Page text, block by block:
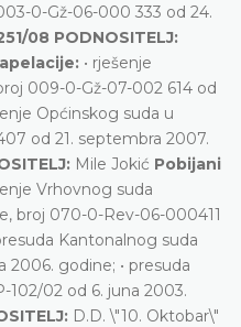
0-Gž-06-000 333 od 24.
08 PODNOSITELJ:
• rješenje
009-0-Gž-07-002 614 od
Općinskog suda u
od 21. septembra 2007.
Mile Jokić Pobijani
Vrhovnog suda
broj 070-0-Rev-06-000411
Kantonalnog suda
2006. godine; • presuda
102/02 od 6. juna 2003.
D.D. \"10. Oktobar\"